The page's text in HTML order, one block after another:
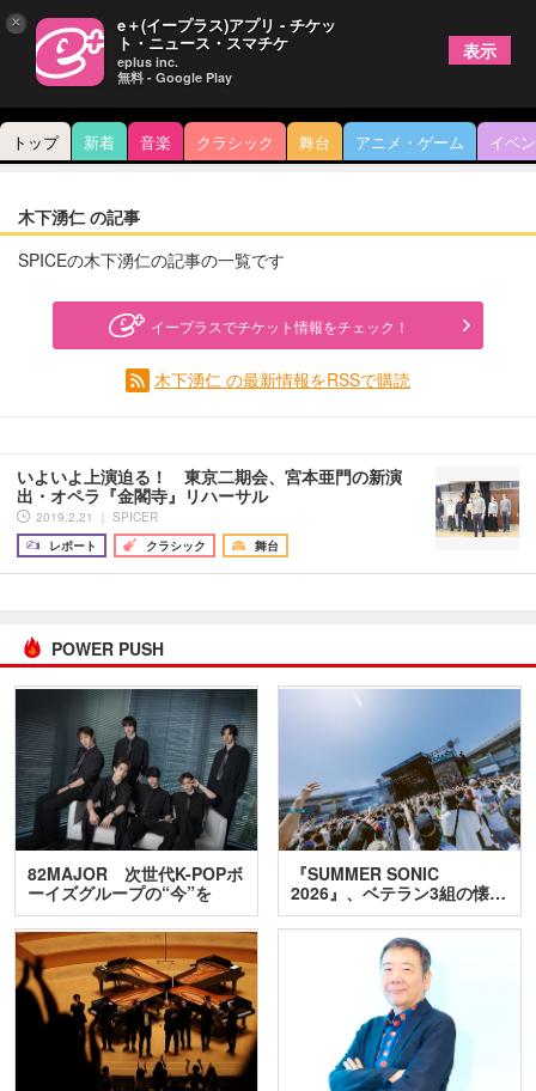
トップ 新着 音楽 クラシック 舞台 アニメ・ゲーム イベ
木下湧仁 の記事
SPICEの木下湧仁の記事の一覧です
イープラスでチケット情報をチェック！
木下湧仁 の最新情報をRSSで購読
いよいよ上演迫る！ 東京二期会、宮本亜門の新演
出・オペラ『金閣寺』リハーサル
2019.2.21 ｜ SPICER
レポート
クラシック 舞台
POWER PUSH
82MAJOR 次世代K-POPボ
ーイズグループの“今”を
訊…
『SUMMER SONIC
2026』、ベテラン3組の懐…
× e＋(イープラス)アプリ - チケッ
ト・ニュース・スマチケ
eplus inc.
無料 - Google Play
表示